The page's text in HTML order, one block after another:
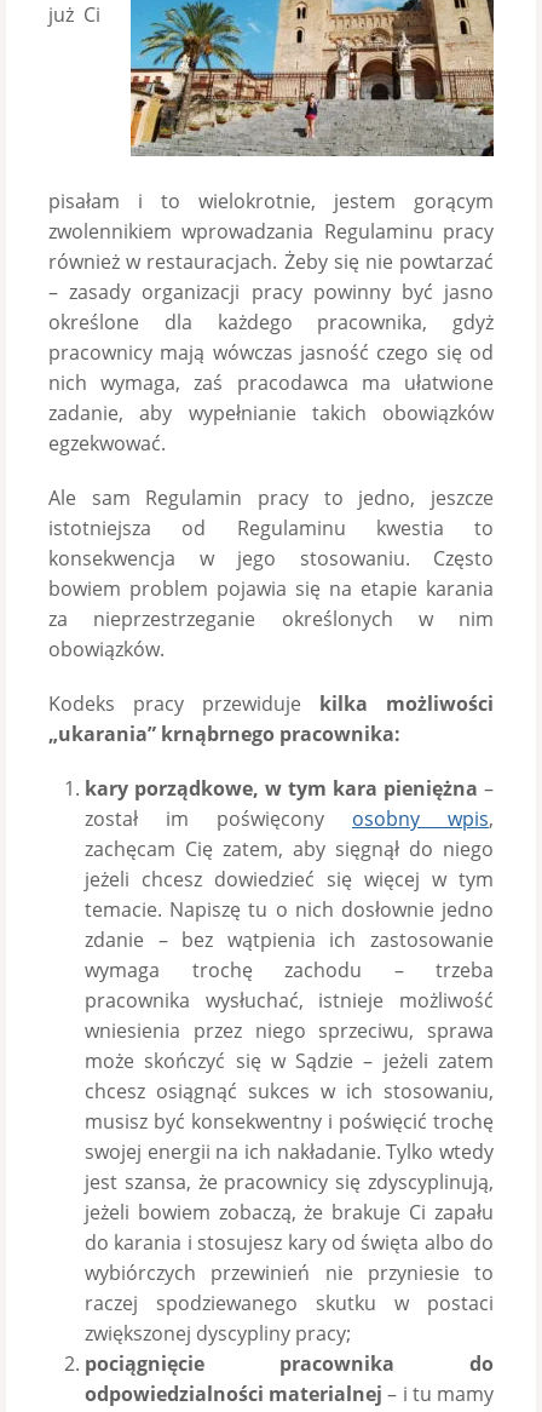
już Ci
pisałam i to wielokrotnie, jestem gorącym
zwolennikiem wprowadzania Regulaminu pracy
również w restauracjach. Żeby się nie powtarzać
– zasady organizacji pracy powinny być jasno
określone dla każdego pracownika, gdyż
pracownicy mają wówczas jasność czego się od
nich wymaga, zaś pracodawca ma ułatwione
zadanie, aby wypełnianie takich obowiązków
egzekwować.
Ale sam Regulamin pracy to jedno, jeszcze
istotniejsza od Regulaminu kwestia to
konsekwencja w jego stosowaniu. Często
bowiem problem pojawia się na etapie karania
za nieprzestrzeganie określonych w nim
obowiązków.
Kodeks pracy przewiduje kilka możliwości
„ukarania” krnąbrnego pracownika:
kary porządkowe, w tym kara pieniężna –
został im poświęcony osobny wpis,
zachęcam Cię zatem, aby sięgnął do niego
jeżeli chcesz dowiedzieć się więcej w tym
temacie. Napiszę tu o nich dosłownie jedno
zdanie – bez wątpienia ich zastosowanie
wymaga trochę zachodu – trzeba
pracownika wysłuchać, istnieje możliwość
wniesienia przez niego sprzeciwu, sprawa
może skończyć się w Sądzie – jeżeli zatem
chcesz osiągnąć sukces w ich stosowaniu,
musisz być konsekwentny i poświęcić trochę
swojej energii na ich nakładanie. Tylko wtedy
jest szansa, że pracownicy się zdyscyplinują,
jeżeli bowiem zobaczą, że brakuje Ci zapału
do karania i stosujesz kary od święta albo do
wybiórczych przewinień nie przyniesie to
raczej spodziewanego skutku w postaci
zwiększonej dyscypliny pracy;
pociągnięcie pracownika do
odpowiedzialności materialnej – i tu mamy